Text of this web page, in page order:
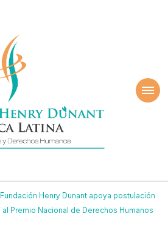
Latina
Henry Dunant apoya postulación
Premio Nacional de Derechos Humanos